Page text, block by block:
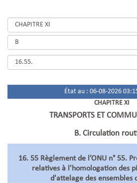
État au : 06-08-2026
CHAPITRE XI
TRANSPORTS ET
B. Circulation
16. 55 Règlement de l’ONU n° 55.
relatives à l'homologation des
d'attelage des ensembles